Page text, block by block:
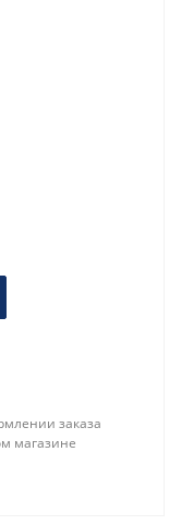
заказа
магазине